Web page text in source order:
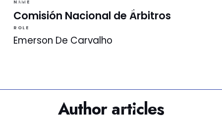
LA VINOTINTO TV
NAME
Comisión Nacional de Árbitros
ROLE
Emerson De Carvalho
Author articles